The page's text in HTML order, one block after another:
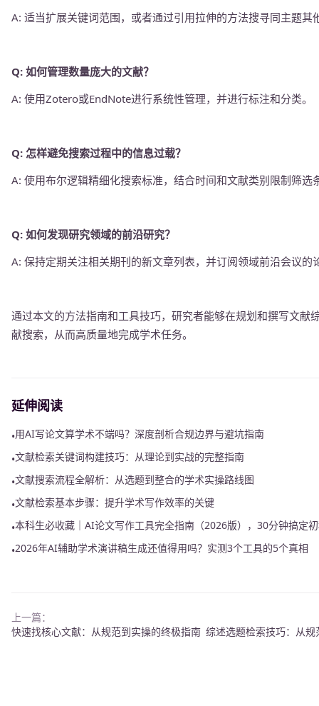
A: 适当扩展关键词范围，或者通过引用拉伸的方法搜寻同主题其
Q: 如何管理数量庞大的文献？
A: 使用Zotero或EndNote进行系统性管理，并进行标注和分类。
Q: 怎样避免搜索过程中的信息过载？
A: 使用布尔逻辑精细化搜索标准，结合时间和文献类别限制筛选
Q: 如何发现研究领域的前沿研究？
A: 保持定期关注相关期刊的新文章列表，并订阅领域前沿会议的
通过本文的方法指南和工具技巧，研究者能够在规划和撰写文献
献搜索，从而高质量地完成学术任务。
延伸阅读
•用AI写论文算学术不端吗？深度剖析合规边界与避坑指南
•文献检索关键词构建技巧：从理论到实战的完整指南
•文献搜索流程全解析：从选题到整合的学术实操路线图
•文献检索基本步骤：提升学术写作效率的关键
•本科生必收藏｜AI论文写作工具完全指南（2026版），30分钟搞定
•2026年AI辅助学术演讲稿生成还值得用吗？实测3个工具的5个真相
上一篇：
快速找核心文献：从规范到实操的终极指南